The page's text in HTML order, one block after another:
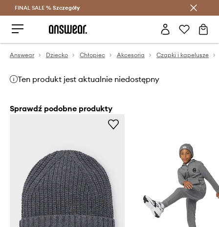
Oszczędzaj z Answear Club >
FINAL SALE % Szczegóły
Answear Dziecko Chłopiec Akcesoria Czapki i kapelusze
Ten produkt jest aktualnie niedostępny
Sprawdź podobne produkty